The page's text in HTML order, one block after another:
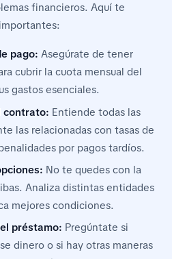
financieros. Aquí te
pago: Asegúrate de tener
cubrir la cuota mensual del
gastos esenciales.
contrato: Entiende todas las
las relacionadas con tasas de
por pagos tardíos.
No te quedes con la
Analiza distintas entidades
mejores condiciones.
préstamo: Pregúntate si
dinero o si hay otras maneras